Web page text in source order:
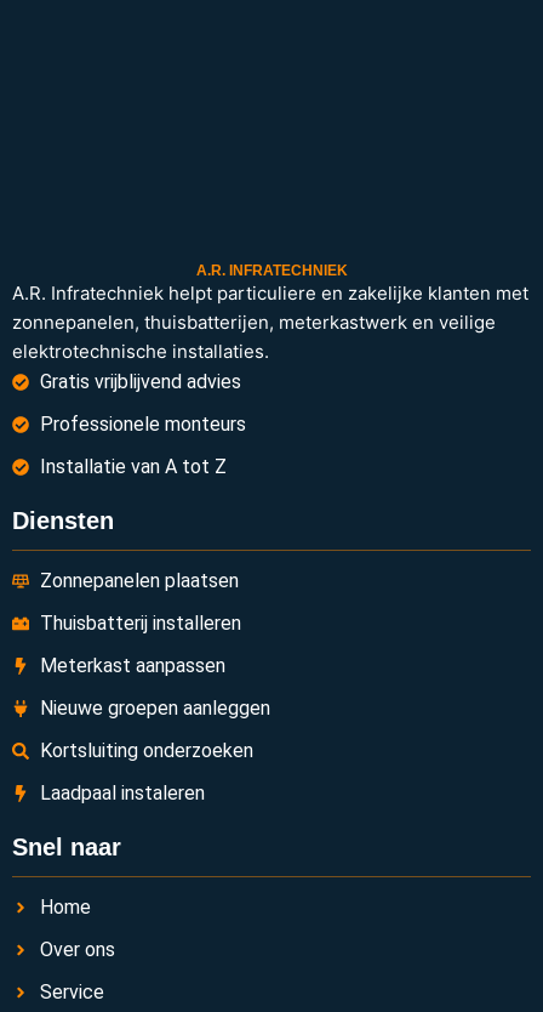
A.R. INFRATECHNIEK
A.R. Infratechniek helpt particuliere en zakelijke klanten met
zonnepanelen, thuisbatterijen, meterkastwerk en veilige
elektrotechnische installaties.
Gratis vrijblijvend advies
Professionele monteurs
Installatie van A tot Z
Diensten
Zonnepanelen plaatsen
Thuisbatterij installeren
Meterkast aanpassen
Nieuwe groepen aanleggen
Kortsluiting onderzoeken
Laadpaal instaleren
Snel naar
Home
Over ons
Service